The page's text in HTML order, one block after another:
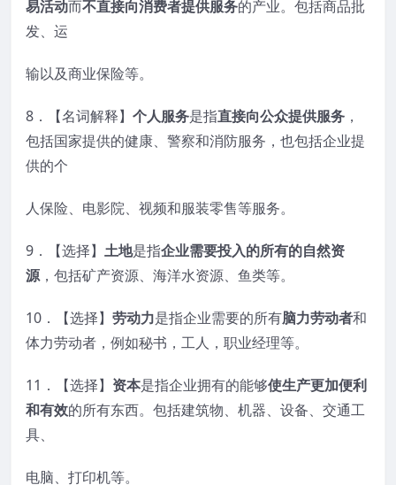
易活动而不直接向消费者提供服务的产业。包括商品批
发、运
输以及商业保险等。
8．【名词解释】 个人服务是指直接向公众提供服务 ，
包括国家提供的健康、警察和消防服务，也包括企业提
供的个
人保险、电影院、视频和服装零售等服务。
9．【选择】 土地是指企业需要投入的所有的自然资
源，包括矿产资源、海洋水资源、鱼类等。
10．【选择】 劳动力是指企业需要的所有脑力劳动者和
体力劳动者，例如秘书，工人，职业经理等。
11．【选择】 资本是指企业拥有的能够使生产更加便利
和有效的所有东西。包括建筑物、机器、设备、交通工
具、
电脑、打印机等。